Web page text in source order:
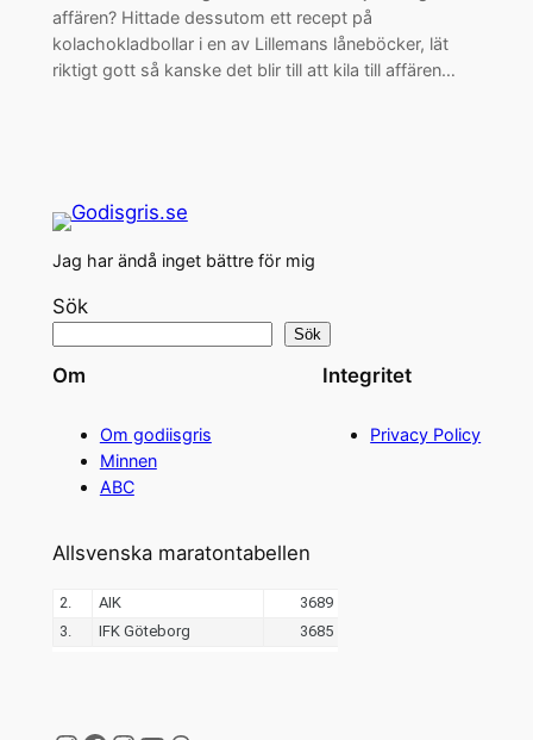
affären? Hittade dessutom ett recept på
kolachokladbollar i en av Lillemans låneböcker, lät
riktigt gott så kanske det blir till att kila till affären…
Jag har ändå inget bättre för mig
Sök
Sök
Om
Om godiisgris
Minnen
ABC
Integritet
Privacy Policy
Allsvenska maratontabellen